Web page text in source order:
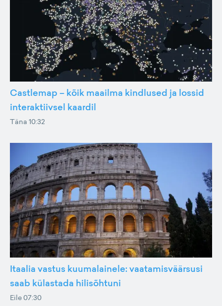
Castlemap – kõik maailma kindlused ja lossid
interaktiivsel kaardil
Täna 10:32
Itaalia vastus kuumalainele: vaatamisväärsusi
saab külastada hilisõhtuni
Eile 07:30